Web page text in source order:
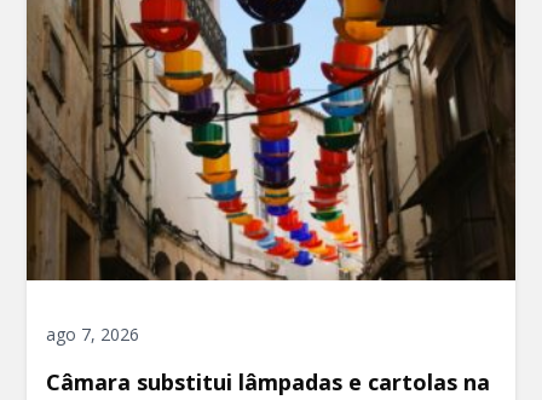
ago 7, 2026
Câmara substitui lâmpadas e cartolas na